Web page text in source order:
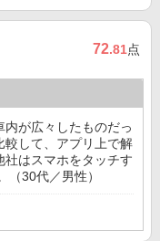
72.81点
が広々したものだっ
較して、アプリ上で解
はスマホをタッチす
30代／男性）